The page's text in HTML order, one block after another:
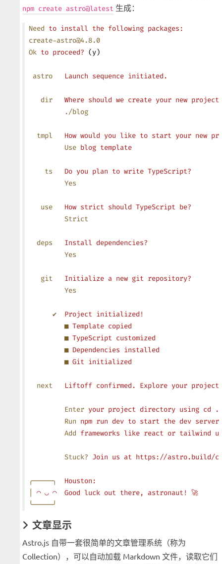
npm create astro@latest 生成：
Need to install the following packages:
create-astro@4.8.0
Ok to proceed? (y)
astro
   Launch
sequence initiated.
   dir
   Where
should we create your new
         ./blog
  tmpl
   How
would you like to start your new
         Use
blog template
    ts
   Do
you plan to write TypeScript?
         Yes
   use
   How
strict should TypeScript be?
         Strict
  deps
   Install
dependencies?
         Yes
   git
   Initialize
a new git repository?
         Yes
      ✔
  Project
initialized!
         ■
Template copied
         ■
TypeScript customized
         ■
Dependencies installed
         ■
Git initialized
  next
   Liftoff
confirmed. Explore your
         Enter
your project directory using cd
         Run
npm run dev to start the dev
         Add
frameworks like react or tailwind
         Stuck?
Join us at https://astro.build/
╭─────╮
  Houston:
◠ ◡ ◠
  Good
luck out there, astronaut! 🚀
╰─────╯
文章显示
Astro.js 自带一套很简单的文章管理系统（称为
Collection），可以自动加载 Markdown 文件，读取它们